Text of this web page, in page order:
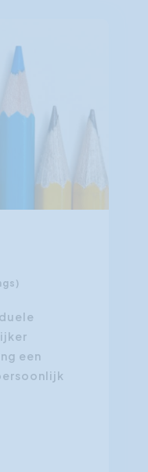
een